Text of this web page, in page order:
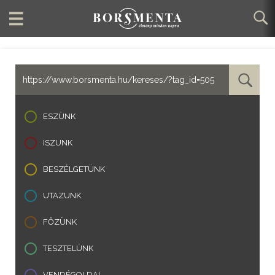
ESZÜNK
ISZUNK
BESZÉLGETÜNK
UTAZUNK
FŐZÜNK
TESZTELÜNK